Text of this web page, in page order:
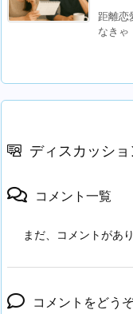
距離恋
なきゃ
ディスカッショ
コメント一覧
まだ、コメントがあ
コメントをどう